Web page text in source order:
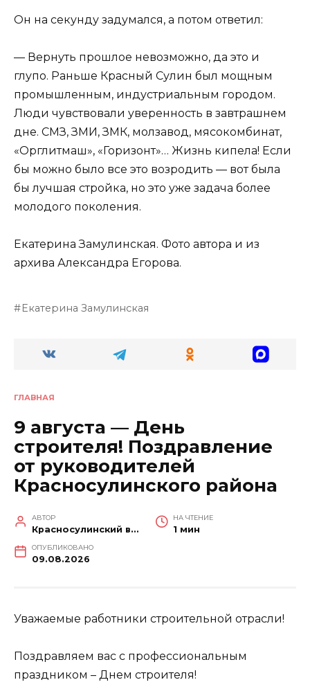
Он на секунду задумался, а потом ответил:
— Вернуть прошлое невозможно, да это и
глупо. Раньше Красный Сулин был мощным
промышленным, индустриальным городом.
Люди чувствовали уверенность в завтрашнем
дне. СМЗ, ЗМИ, ЗМК, молзавод, мясокомбинат,
«Орглитмаш», «Горизонт»… Жизнь кипела! Если
бы можно было все это возродить — вот была
бы лучшая стройка, но это уже задача более
молодого поколения.
Екатерина Замулинская. Фото автора и из
архива Александра Егорова.
Екатерина Замулинская
ГЛАВНАЯ
9 августа — День
строителя! Поздравление
от руководителей
Красносулинского района
АВТОР
Красносулинский вестник
НА ЧТЕНИЕ
1 мин
ОПУБЛИКОВАНО
09.08.2026
Уважаемые работники строительной отрасли!
Поздравляем вас с профессиональным
праздником – Днем строителя!